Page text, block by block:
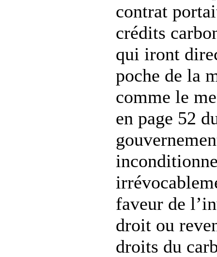
contrat
crédits
qui iront
poche de la
comme le
en page 52
faveur de
droit ou
droits du